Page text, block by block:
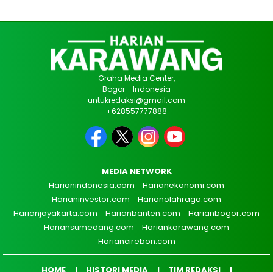
Graha Media Center,
Bogor - Indonesia
untukredaksi@gmail.com
+628557777888
MEDIA NETWORK
Harianindonesia.com
Harianekonomi.com
Harianinvestor.com
Harianolahraga.com
Harianjayakarta.com
Harianbanten.com
Harianbogor.com
Hariansumedang.com
Hariankarawang.com
Hariancirebon.com